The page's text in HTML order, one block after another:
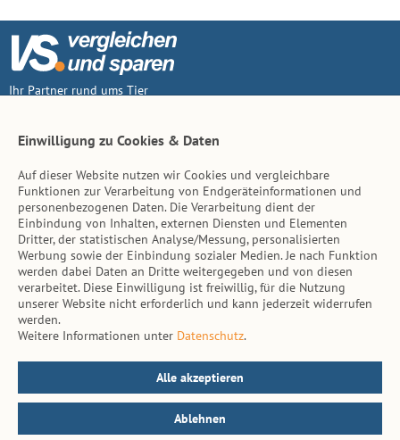
Ihr Partner rund ums Tier
Inhalt
Tierarzt-Suche
Hinweise
AGB
Impressum
Datenschutz
Kontakt
© vs. vergleichen-und-sparen.de 2026
Einwilligung zu Cookies & Daten
Auf dieser Website nutzen wir Cookies und vergleichbare
Funktionen zur Verarbeitung von Endgeräteinformationen und
personenbezogenen Daten. Die Verarbeitung dient der
Einbindung von Inhalten, externen Diensten und Elementen
Dritter, der statistischen Analyse/Messung, personalisierten
Werbung sowie der Einbindung sozialer Medien. Je nach Funktion
werden dabei Daten an Dritte weitergegeben und von diesen
verarbeitet. Diese Einwilligung ist freiwillig, für die Nutzung
unserer Website nicht erforderlich und kann jederzeit widerrufen
werden.
Weitere Informationen unter Datenschutz.
Alle akzeptieren
Ablehnen